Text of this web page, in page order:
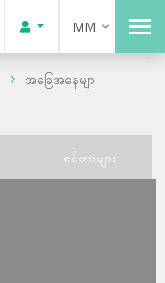
MM
အခြေအနေမျာ
စင်တာများ